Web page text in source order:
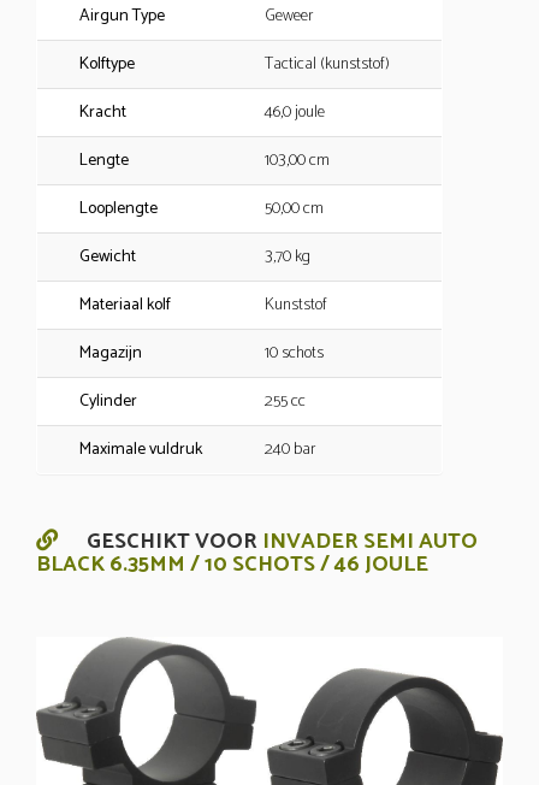
Airgun Type
Geweer
Kolftype
Tactical (kunststof)
Kracht
46,0 joule
Lengte
103,00 cm
Looplengte
50,00 cm
Gewicht
3,70 kg
Materiaal kolf
Kunststof
Magazijn
10 schots
Cylinder
255 cc
Maximale vuldruk
240 bar
GESCHIKT VOOR INVADER SEMI AUTO
BLACK 6.35MM / 10 SCHOTS / 46 JOULE